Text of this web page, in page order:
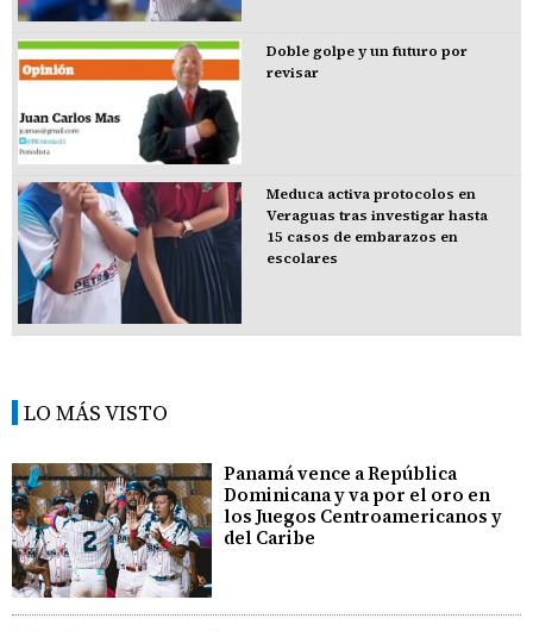
Doble golpe y un futuro por
revisar
Meduca activa protocolos en
Veraguas tras investigar hasta
15 casos de embarazos en
escolares
LO MÁS VISTO
Panamá vence a República
Dominicana y va por el oro en
los Juegos Centroamericanos y
del Caribe